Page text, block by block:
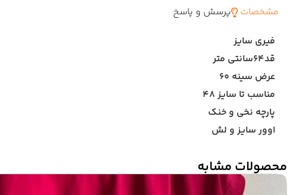
مشخصات
پرسش و پاسخ
فیری سایز
قد۶۴سانتی متر
عرض سینه ۶۰
مناسب تا سایز ۴۸
پارچه نخی و خنک
اوور سایز و لش
محصولات مشابه